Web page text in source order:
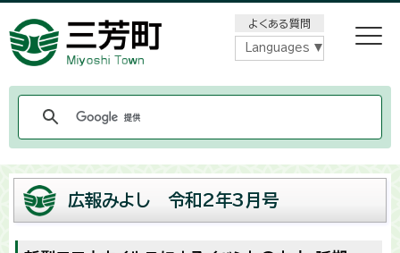
よくある質問
Languages
広報みよし 令和2年3月号